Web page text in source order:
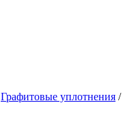
Графитовые уплотнения /